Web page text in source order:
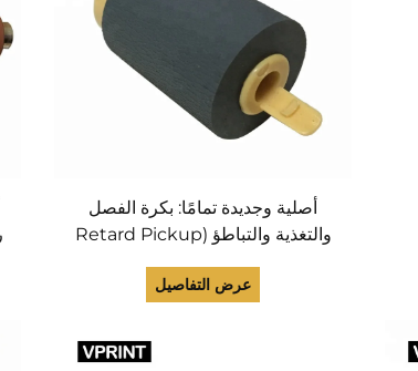
أصلية وجديدة تمامًا: بكرة الفصل
والتغذية والتباطؤ (Retard Pickup
عرض التفاصيل